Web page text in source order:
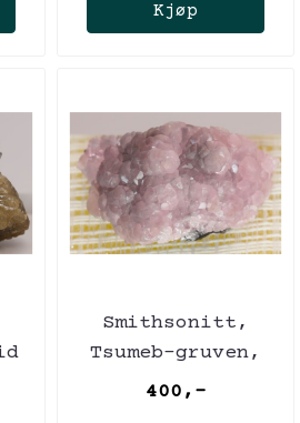
Kjøp
Smithsonitt,
Tsumeb-gruven,
Namibia
400,-